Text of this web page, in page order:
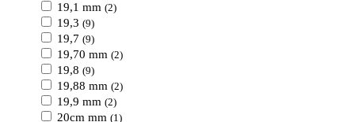
19,1 mm (2)
19,3 (9)
19,7 (9)
19,70 mm (2)
19,8 (9)
19,88 mm (2)
19,9 mm (2)
20cm mm (1)